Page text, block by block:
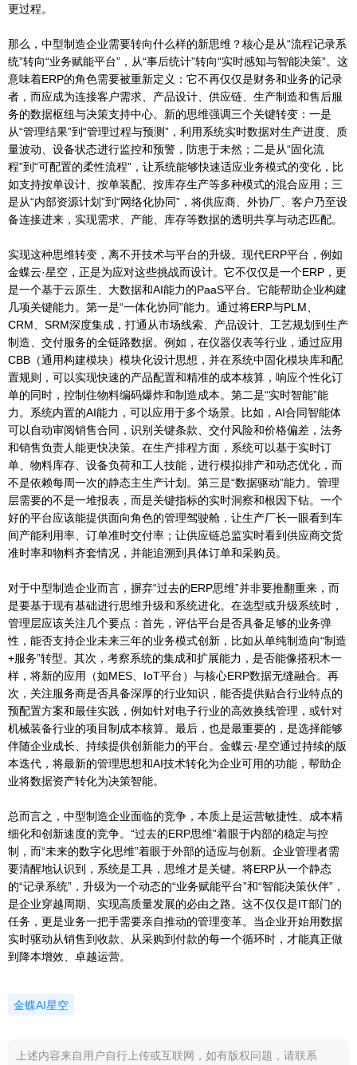
更过程。
那么，中型制造企业需要转向什么样的新思维？核心是从“流程记录系
统”转向“业务赋能平台”，从“事后统计”转向“实时感知与智能决策”。这
意味着ERP的角色需要被重新定义：它不再仅仅是财务和业务的记录
者，而应成为连接客户需求、产品设计、供应链、生产制造和售后服
务的数据枢纽与决策支持中心。新的思维强调三个关键转变：一是
从“管理结果”到“管理过程与预测”，利用系统实时数据对生产进度、质
量波动、设备状态进行监控和预警，防患于未然；二是从“固化流
程”到“可配置的柔性流程”，让系统能够快速适应业务模式的变化，比
如支持按单设计、按单装配、按库存生产等多种模式的混合应用；三
是从“内部资源计划”到“网络化协同”，将供应商、外协厂、客户乃至设
备连接进来，实现需求、产能、库存等数据的透明共享与动态匹配。
实现这种思维转变，离不开技术与平台的升级。现代ERP平台，例如
金蝶云·星空，正是为应对这些挑战而设计。它不仅仅是一个ERP，更
是一个基于云原生、大数据和AI能力的PaaS平台。它能帮助企业构建
几项关键能力。第一是“一体化协同”能力。通过将ERP与PLM、
CRM、SRM深度集成，打通从市场线索、产品设计、工艺规划到生产
制造、交付服务的全链路数据。例如，在仪器仪表等行业，通过应用
CBB（通用构建模块）模块化设计思想，并在系统中固化模块库和配
置规则，可以实现快速的产品配置和精准的成本核算，响应个性化订
单的同时，控制住物料编码爆炸和制造成本。第二是“实时智能”能
力。系统内置的AI能力，可以应用于多个场景。比如，AI合同智能体
可以自动审阅销售合同，识别关键条款、交付风险和价格偏差，法务
和销售负责人能更快决策。在生产排程方面，系统可以基于实时订
单、物料库存、设备负荷和工人技能，进行模拟排产和动态优化，而
不是依赖每周一次的静态主生产计划。第三是“数据驱动”能力。管理
层需要的不是一堆报表，而是关键指标的实时洞察和根因下钻。一个
好的平台应该能提供面向角色的管理驾驶舱，让生产厂长一眼看到车
间产能利用率、订单准时交付率；让供应链总监实时看到供应商交货
准时率和物料齐套情况，并能追溯到具体订单和采购员。
对于中型制造企业而言，摒弃“过去的ERP思维”并非要推翻重来，而
是要基于现有基础进行思维升级和系统进化。在选型或升级系统时，
管理层应该关注几个要点：首先，评估平台是否具备足够的业务弹
性，能否支持企业未来三年的业务模式创新，比如从单纯制造向“制造
+服务”转型。其次，考察系统的集成和扩展能力，是否能像搭积木一
样，将新的应用（如MES、IoT平台）与核心ERP数据无缝融合。再
次，关注服务商是否具备深厚的行业知识，能否提供贴合行业特点的
预配置方案和最佳实践，例如针对电子行业的高效换线管理，或针对
机械装备行业的项目制成本核算。最后，也是最重要的，是选择能够
伴随企业成长、持续提供创新能力的平台。金蝶云·星空通过持续的版
本迭代，将最新的管理思想和AI技术转化为企业可用的功能，帮助企
业将数据资产转化为决策智能。
总而言之，中型制造企业面临的竞争，本质上是运营敏捷性、成本精
细化和创新速度的竞争。“过去的ERP思维”着眼于内部的稳定与控
制，而“未来的数字化思维”着眼于外部的适应与创新。企业管理者需
要清醒地认识到，系统是工具，思维才是关键。将ERP从一个静态
的“记录系统”，升级为一个动态的“业务赋能平台”和“智能决策伙伴”，
是企业穿越周期、实现高质量发展的必由之路。这不仅仅是IT部门的
任务，更是业务一把手需要亲自推动的管理变革。当企业开始用数据
实时驱动从销售到收款、从采购到付款的每一个循环时，才能真正做
到降本增效、卓越运营。
金蝶AI星空
上述内容来自用户自行上传或互联网，如有版权问题，请联系